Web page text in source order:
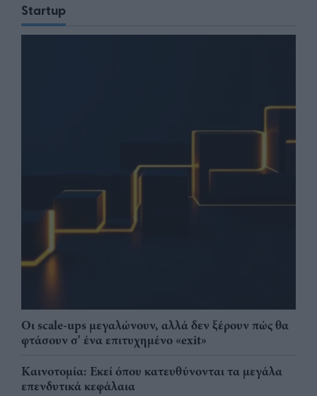
Startup
Οι scale-ups μεγαλώνουν, αλλά δεν ξέρουν πώς θα
φτάσουν σ' ένα επιτυχημένο «exit»
Καινοτομία: Εκεί όπου κατευθύνονται τα μεγάλα
επενδυτικά κεφάλαια